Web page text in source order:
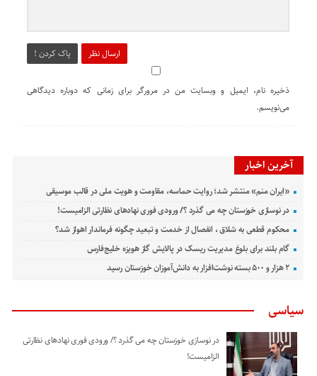
ارسال نظر پاک کردن !
ذخیره نام، ایمیل و وبسایت من در مرورگر برای زمانی که دوباره دیدگاهی
می‌نویسم.
آخرین اخبار
«ایران منم» منتشر شد؛ روایت حماسه، مقاومت و هویت ملی در قالب موسیقی
در نوسازی خوزستان چه می گذرد ؟/ ورودی فوری نهادهای نظارتی الزامیست!
محکوم قطعی به شلاق ، انفصال از خدمت و تبعید چگونه فرماندار اهواز شد؟
گام بلند برای بلوغ مدیریت ریسک در پالایش گاز هویزه خلیج‌فارس
۲ هزار و ۵۰۰ بسته نوشت‌افزار به دانش‌آموزان خوزستان رسید
سیاسی
در نوسازی خوزستان چه می گذرد ؟/ ورودی فوری نهادهای نظارتی
الزامیست!